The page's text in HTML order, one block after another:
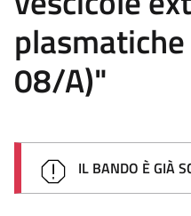
plasmatiche
08/A)"
IL BANDO È GIÀ